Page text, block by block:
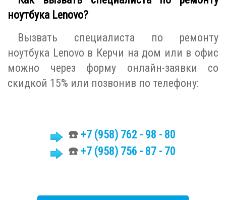
ноутбука Lenovo?
Вызвать специалиста по ремонту
ноутбука Lenovo в Керчи на дом или в офис
можно через форму онлайн-заявки со
скидкой 15% или позвонив по телефону:
☎️ +7 (958) 762 - 98 - 80
☎️ +7 (958) 756 - 87 - 70